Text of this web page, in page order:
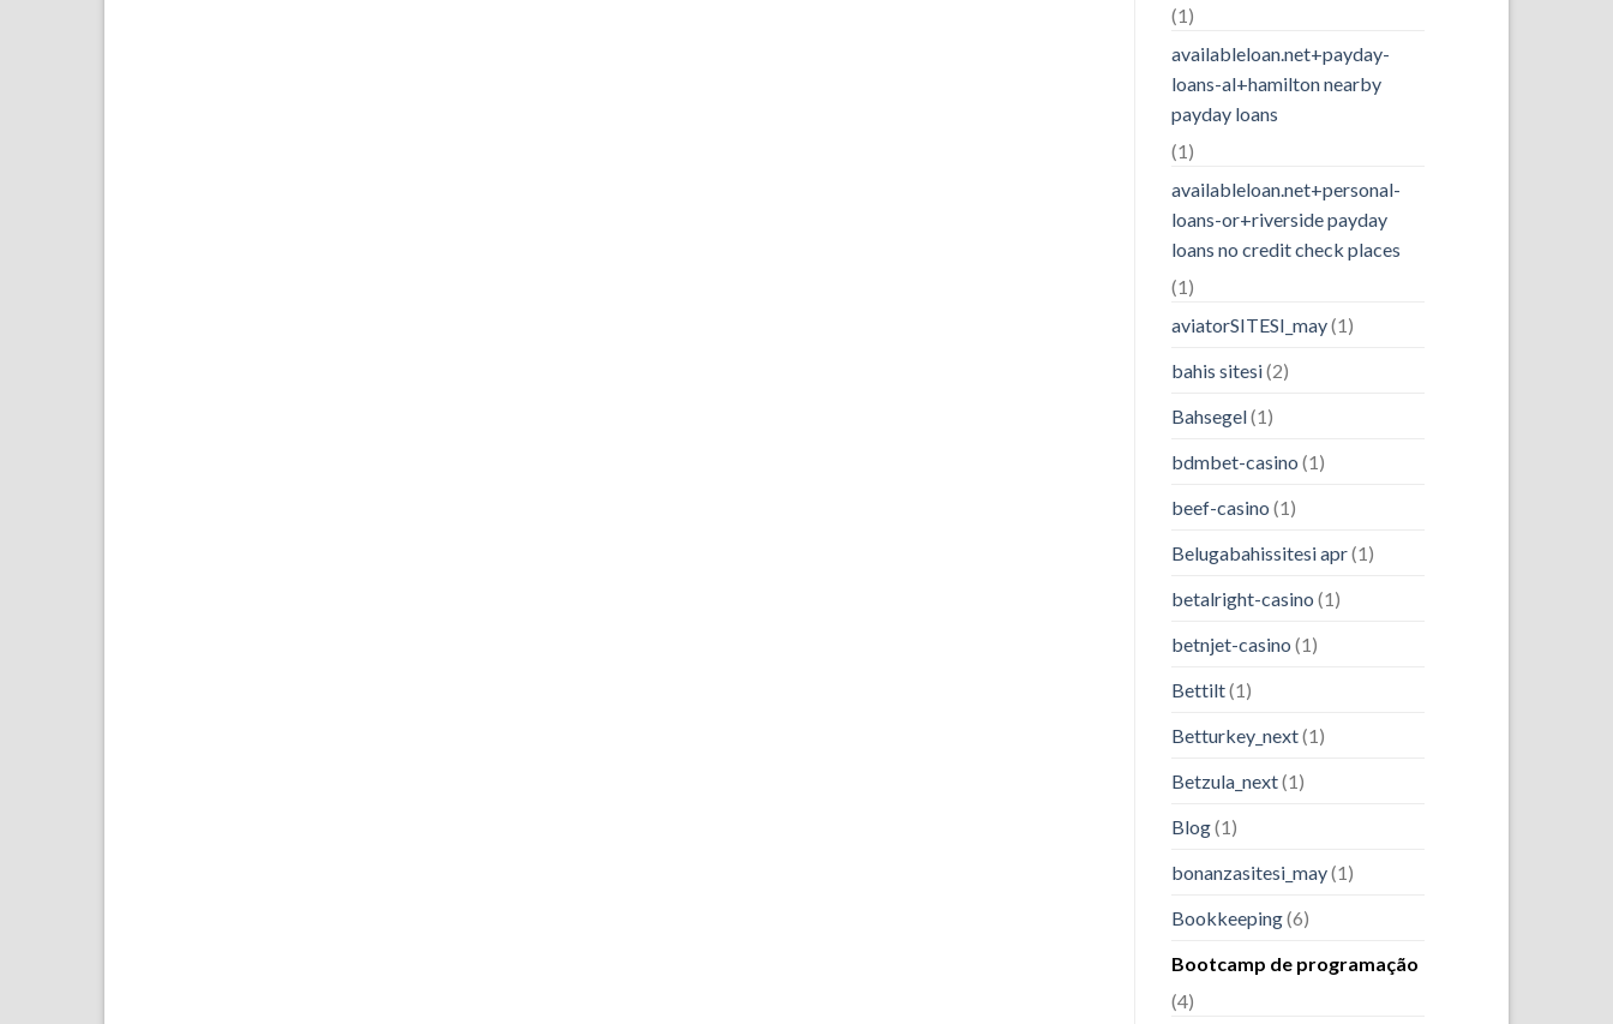
(1)
availableloan.net+payday-
loans-al+hamilton nearby
payday loans
(1)
availableloan.net+personal-
loans-or+riverside payday
loans no credit check places
(1)
aviatorSITESI_may(1)
bahis sitesi(2)
Bahsegel(1)
bdmbet-casino (1)
beef-casino (1)
Belugabahissitesi apr(1)
betalright-casino (1)
betnjet-casino (1)
Bettilt(1)
Betturkey_next(1)
Betzula_next(1)
Blog(1)
bonanzasitesi_may(1)
Bookkeeping(6)
Bootcamp de programação
(4)